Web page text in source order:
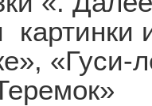
«Гуси-